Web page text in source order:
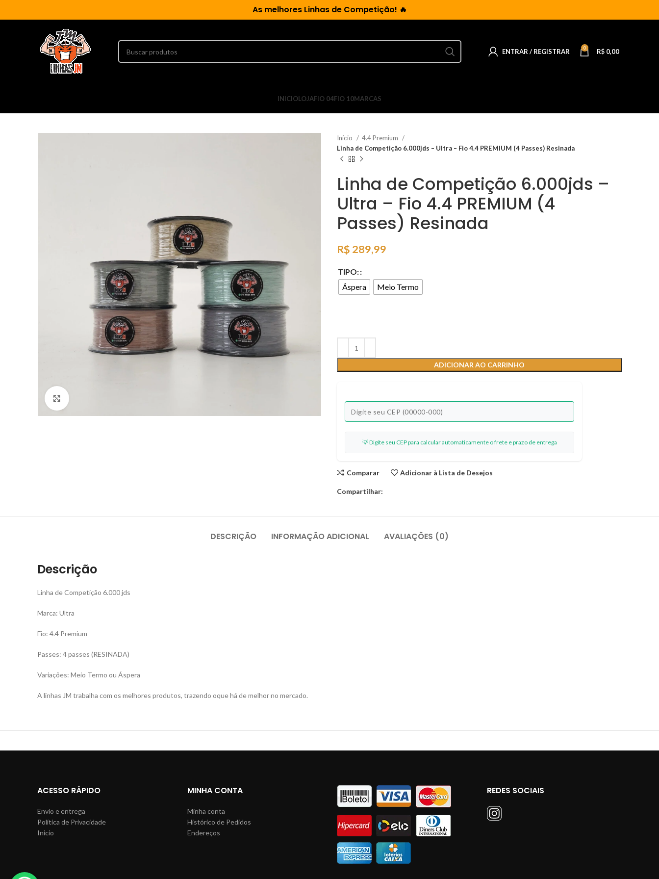
Asmelhores Linhas de Competição! 🔥
ENTRAR / REGISTRAR 0 R$ 0,00
INICIOLOJAFIO 04FIO 10MARCAS
Início
4.4 Premium
Linha de Competição 6.000jds – Ultra – Fio 4.4 PREMIUM (4 Passes) Resinada
Linha de Competição 6.000jds –
Ultra – Fio 4.4 PREMIUM (4
Passes) Resinada
R$ 289,99
TIPO:
Áspera
Meio Termo
ADICIONAR AO CARRINHO
💡 Digite seu CEP para calcular automaticamente o frete e prazo de entrega
Comparar Adicionar à Lista de Desejos
Compartilhar:
DESCRIÇÃO INFORMAÇÃO ADICIONAL AVALIAÇÕES (0)
Descrição
Linha de Competição 6.000 jds
Marca: Ultra
Fio: 4.4 Premium
Passes: 4 passes (RESINADA)
Variações: Meio Termo ou Áspera
A linhas JM trabalha com os melhores produtos, trazendo oque há de melhor no mercado.
ACESSO RÁPIDO
Envio e entrega
Política de Privacidade
Inicio
MINHA CONTA
Minha conta
Histórico de Pedidos
Endereços
REDES SOCIAIS